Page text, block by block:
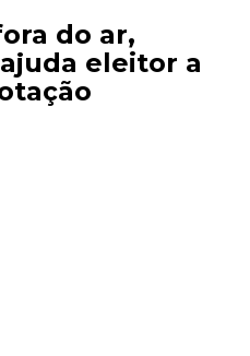
do ar,
eleitor a